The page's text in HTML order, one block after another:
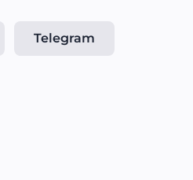
Telegram